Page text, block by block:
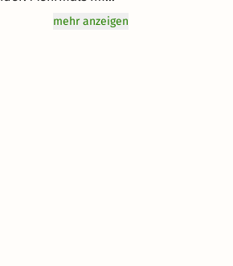
mehr anzeigen